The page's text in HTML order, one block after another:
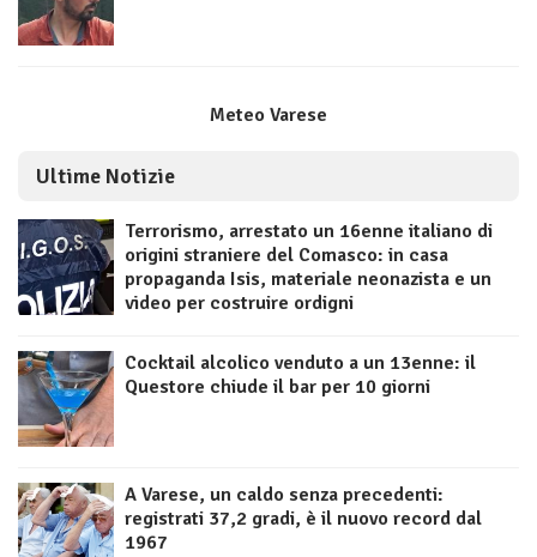
Meteo Varese
Ultime Notizie
Terrorismo, arrestato un 16enne italiano di
origini straniere del Comasco: in casa
propaganda Isis, materiale neonazista e un
video per costruire ordigni
Cocktail alcolico venduto a un 13enne: il
Questore chiude il bar per 10 giorni
A Varese, un caldo senza precedenti:
registrati 37,2 gradi, è il nuovo record dal
1967